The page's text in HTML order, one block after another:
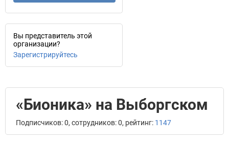
Вы представитель этой
организации?
Зарегистрируйтесь
«Бионика» на Выборгском
Подписчиков: 0, сотрудников: 0, рейтинг: 1147